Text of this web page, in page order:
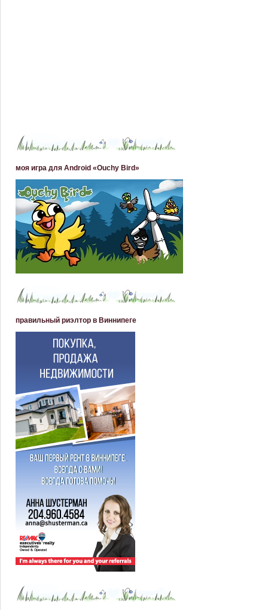
моя игра для Android «Ouchy Bird»
правильный риэлтор в Виннипеге